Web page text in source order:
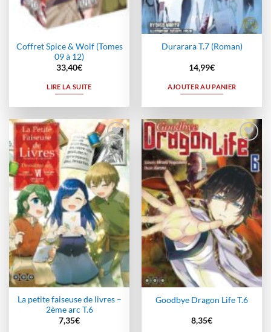
Coffret Spice & Wolf (Tomes
09 à 12)
33,40€
LIRE LA SUITE
Durarara T.7 (Roman)
14,99€
AJOUTER AU PANIER
Ajouter
à la
wishlist
La petite faiseuse de livres –
2ème arc T.6
7,35€
Ajouter
à la
wishlist
Goodbye Dragon Life T.6
8,35€